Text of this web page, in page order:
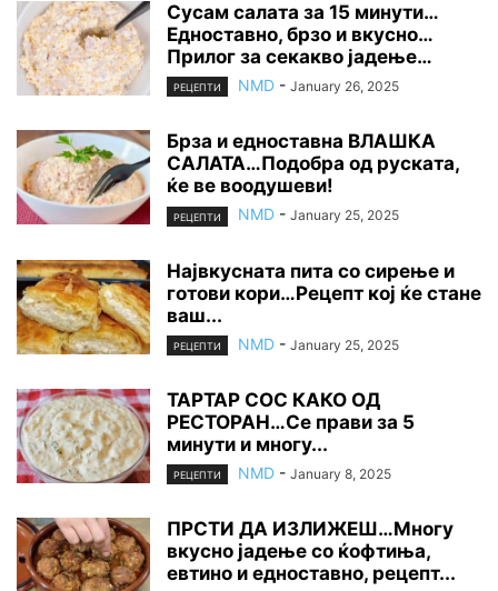
Сусам салата за 15 минути…
Едноставно, брзо и вкусно…
Прилог за секакво јадење…
РЕЦЕПТИ NMD - January 26, 2025
Брза и едноставна ВЛАШКА
САЛАТА…Подобра од руската,
ќе ве воодушеви!
РЕЦЕПТИ NMD - January 25, 2025
Највкусната пита со сирење и
готови кори…Рецепт кој ќе стане
ваш...
РЕЦЕПТИ NMD - January 25, 2025
ТАРТАР СОС КАКО ОД
РЕСТОРАН…Се прави за 5
минути и многу...
РЕЦЕПТИ NMD - January 8, 2025
ПРСТИ ДА ИЗЛИЖЕШ…Многу
вкусно јадење со ќофтиња,
евтино и едноставно, рецепт...